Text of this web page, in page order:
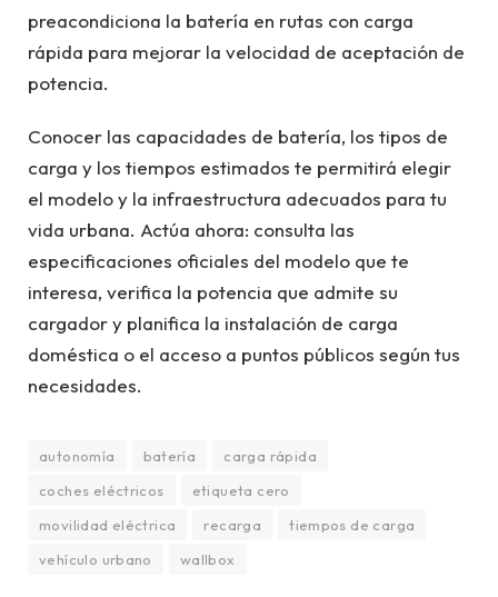
preacondiciona la batería en rutas con carga
rápida para mejorar la velocidad de aceptación de
potencia.
Conocer las capacidades de batería, los tipos de
carga y los tiempos estimados te permitirá elegir
el modelo y la infraestructura adecuados para tu
vida urbana. Actúa ahora: consulta las
especificaciones oficiales del modelo que te
interesa, verifica la potencia que admite su
cargador y planifica la instalación de carga
doméstica o el acceso a puntos públicos según tus
necesidades.
autonomía batería
carga rápida
coches eléctricos
etiqueta cero
movilidad eléctrica
recarga
tiempos de carga
vehículo urbano
wallbox